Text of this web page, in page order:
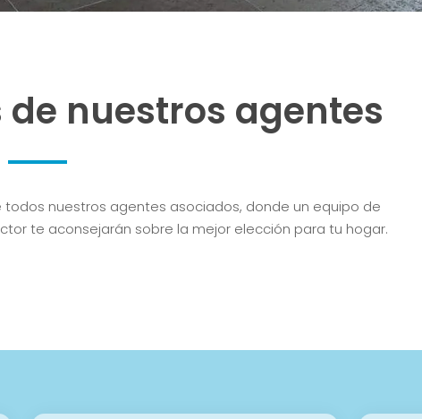
nuestros agentes
nuestros agentes asociados, donde un equipo de
te aconsejarán sobre la mejor elección para tu hogar.